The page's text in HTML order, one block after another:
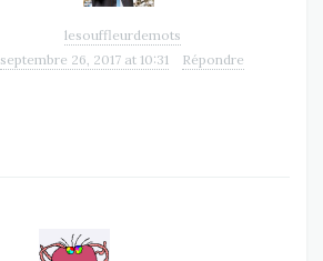
lesouffleurdemots
septembre 26, 2017 at 10:31
Répondre